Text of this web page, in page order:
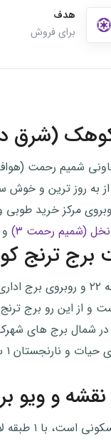
هدف
برای فروش
(شرق
مرکز خرید
نخل (شمیم رحمت ۳)
ترنج
برج ترنج در محله کوهک
است و از این رو برج
شمال برج های
و ویو